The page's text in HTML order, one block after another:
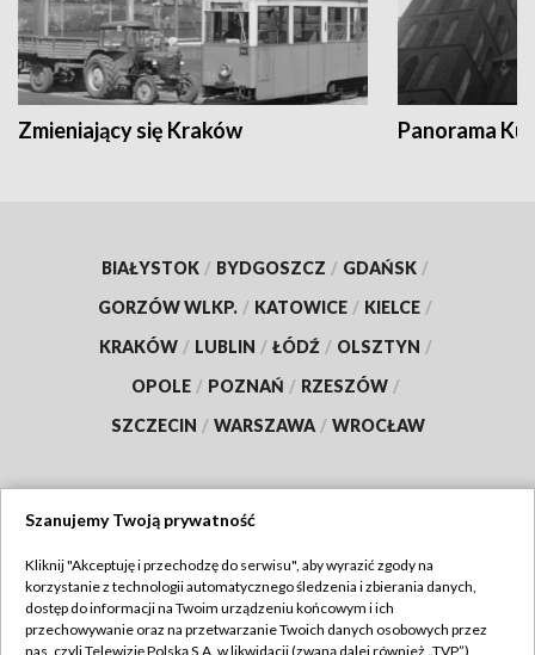
Zmieniający się Kraków Panorama
BIAŁYSTOK / BYDGOSZCZ / GDAŃSK /
GORZÓW WLKP. / KATOWICE / KIELCE /
KRAKÓW / LUBLIN / ŁÓDŹ / OLSZTYN /
OPOLE / POZNAŃ / RZESZÓW /
SZCZECIN / WARSZAWA / WROCŁAW
TVP
Abonament TVP
Regulamin TVP
Szanujemy Twoją prywatność
Kliknij "Akceptuję i przechodzę do serwisu", aby wyrazić zgody na
korzystanie z technologii automatycznego śledzenia i zbierania danych,
dostęp do informacji na Twoim urządzeniu końcowym i ich
przechowywanie oraz na przetwarzanie Twoich danych osobowych przez
nas, czyli Telewizję Polską S.A. w likwidacji (zwaną dalej również „TVP”),